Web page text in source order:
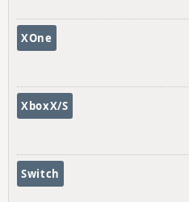
XOne
XboxX/S
Switch